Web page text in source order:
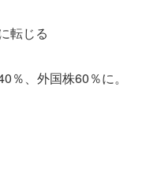
転じる
％、外国株60％に。